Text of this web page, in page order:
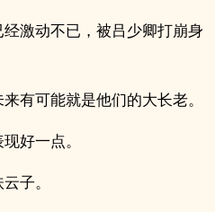
激动不已，被吕少卿打崩身
有可能就是他们的大长老。
好一点。
子。